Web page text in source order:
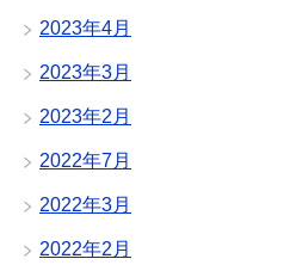
2023年4月
2023年3月
2023年2月
2022年7月
2022年3月
2022年2月